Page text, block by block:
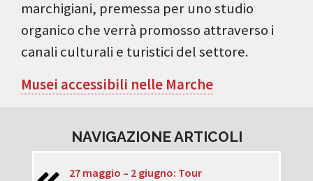
marchigiani, premessa per uno studio
organico che verrà promosso attraverso i
canali culturali e turistici del settore.
Musei accessibili nelle Marche
NAVIGAZIONE ARTICOLI
27 maggio – 2 giugno: Tour